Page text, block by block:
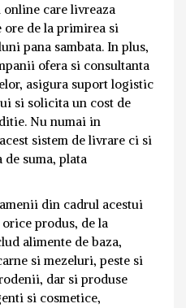
online care livreaza
ore de la primirea si
pana sambata. In plus,
ofera si consultanta
asigura suport logistic
si solicita un cost de
Nu numai in
sistem de livrare ci si
suma, plata
din cadrul acestui
produs, de la
alimente de baza,
si mezeluri, peste si
dar si produse
si cosmetice,